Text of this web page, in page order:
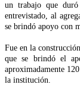
un trabajo que duró
entrevistado, al
se brindó apoyo con
Fue en la
que se brindó el
aproximadamente
la institución.